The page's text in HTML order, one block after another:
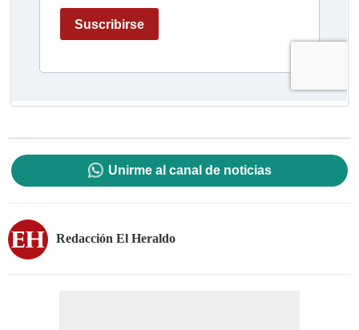
Unirme al canal de noticias
Redacción El Heraldo